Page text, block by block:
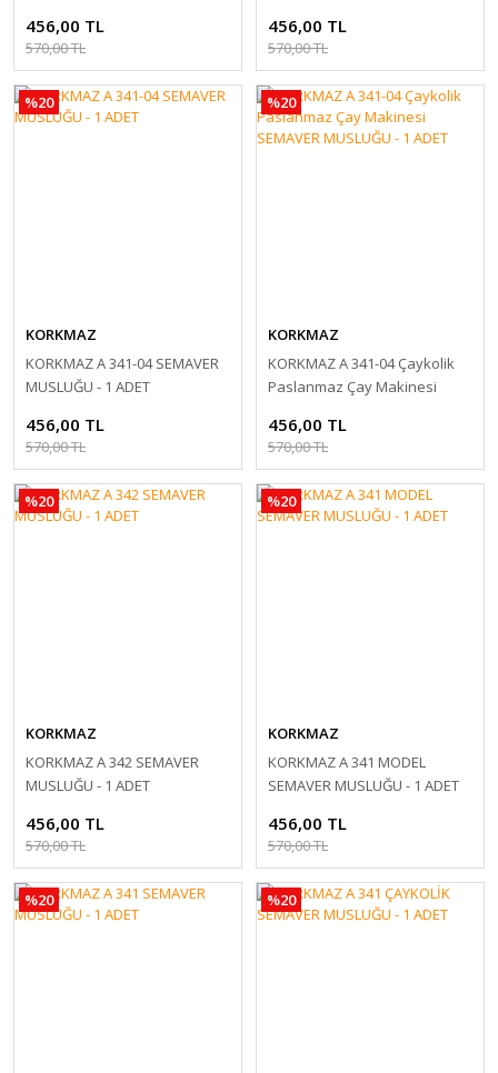
456,00 TL
570,00 TL
456,00 TL
570,00 TL
%20
KORKMAZ
KORKMAZ A 341-04 SEMAVER
MUSLUĞU - 1 ADET
456,00 TL
570,00 TL
%20
KORKMAZ
KORKMAZ A 341-04 Çaykolik
Paslanmaz Çay Makinesi
456,00 TL
570,00 TL
%20
KORKMAZ
KORKMAZ A 342 SEMAVER
MUSLUĞU - 1 ADET
456,00 TL
570,00 TL
%20
KORKMAZ
KORKMAZ A 341 MODEL
SEMAVER MUSLUĞU - 1 ADET
456,00 TL
570,00 TL
%20 %20